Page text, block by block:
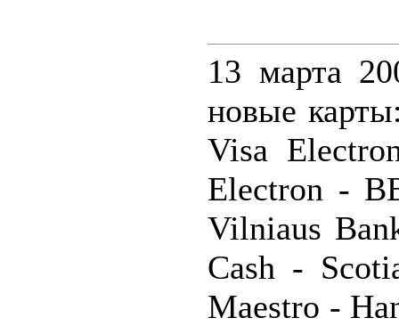
13 марта
новые
Visa
Electron -
Vilniaus
Cash -
Maestro -